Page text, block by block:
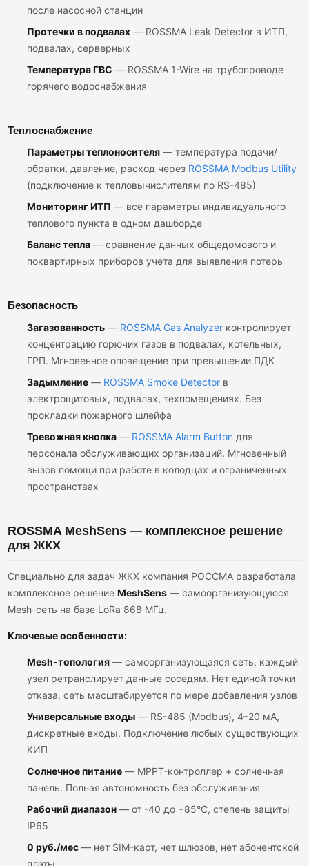
после насосной станции
Протечки в подвалах— ROSSMA Leak Detector в ИТП,
подвалах, серверных
Температура ГВС — ROSSMA 1-Wire на трубопроводе
горячего водоснабжения
Теплоснабжение
Параметры теплоносителя— температура подачи/
обратки, давление, расход через ROSSMA Modbus Utility
(подключение к тепловычислителям по RS-485)
Мониторинг ИТП — все параметры индивидуального
теплового пункта в одном дашборде
Баланс тепла— сравнение данных общедомового и
поквартирных приборов учёта для выявления потерь
Безопасность
Загазованность— ROSSMA Gas Analyzerконтролирует
концентрацию горючих газов в подвалах, котельных,
ГРП. Мгновенное оповещение при превышении ПДК
Задымление— ROSSMA Smoke Detectorв
электрощитовых, подвалах, техпомещениях. Без
прокладки пожарного шлейфа
Тревожная кнопка— ROSSMA Alarm Button для
персонала обслуживающих организаций. Мгновенный
вызов помощи при работе в колодцах и ограниченных
пространствах
ROSSMA MeshSens — комплексное решение
для ЖКХ
Специально для задач ЖКХ компания РОССМА разработала
комплексное решение MeshSens— самоорганизующуюся
Mesh-сеть на базе LoRa 868 МГц.
Ключевые особенности:
Mesh-топология— самоорганизующаяся сеть, каждый
узел ретранслирует данные соседям. Нет единой точки
отказа, сеть масштабируется по мере добавления узлов
Универсальные входы— RS-485 (Modbus), 4–20 мА,
дискретные входы. Подключение любых существующих
КИП
Солнечное питание— MPPT-контроллер + солнечная
панель. Полная автономность без обслуживания
Рабочий диапазон— от -40 до +85°C, степень защиты
IP65
0 руб./мес— нет SIM-карт, нет шлюзов, нет абонентской
платы